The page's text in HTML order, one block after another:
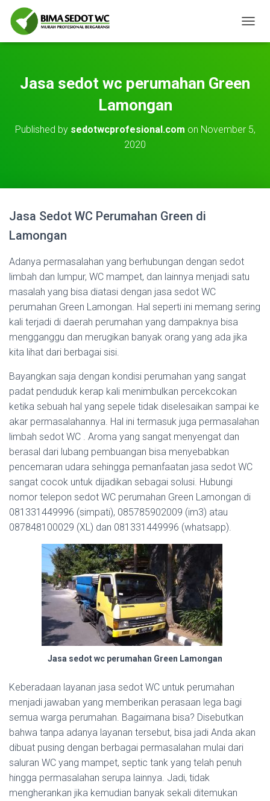
O
E
I
O
Jasa sedot wc perumahan Green
Lamongan
Published by sedotwcprofesional.com on November 5,
2020
Jasa Sedot WC Perumahan Green di
Lamongan
Adanya permasalahan yang berhubungan dengan sedot
limbah dan lumpur, WC mampet, dan lainnya menjadi satu
masalah yang bisa diatasi dengan jasa sedot WC
perumahan Green Lamongan. Hal seperti ini memang sering
kali terjadi di daerah perumahan yang dampaknya bisa
mengganggu dan merugikan banyak orang yang ada jika
kita lihat dari berbagai sisi.
Bayangkan saja dengan kondisi perumahan yang sangat
padat penduduk kerap kali menimbulkan percekcokan
ketika sebuah hal yang sepele tidak diselesaikan sampai ke
akar permasalahannya. Hal ini termasuk juga permasalahan
limbah sedot WC . Aroma yang sangat menyengat dan
berasal dari lubang pembuangan bisa menyebabkan
pencemaran udara sehingga pemanfaatan jasa sedot WC
sangat cocok untuk dijadikan sebagai solusi. Hubungi
nomor telepon sedot WC perumahan Green Lamongan di
081331449996 (simpati), 085785902009 (im3) atau
087848100029 (XL) dan 081331449996 (whatsapp).
Jasa sedot wc perumahan Green Lamongan
Keberadaan layanan jasa sedot WC untuk perumahan
menjadi jawaban yang memberikan perasaan lega bagi
semua warga perumahan. Bagaimana bisa? Disebutkan
bahwa tanpa adanya layanan tersebut, bisa jadi Anda akan
dibuat pusing dengan berbagai permasalahan mulai dari
saluran WC yang mampet, septic tank yang telah penuh
hingga permasalahan serupa lainnya. Jadi, tidak
mengherankan jika kemudian banyak sekali ditemukan